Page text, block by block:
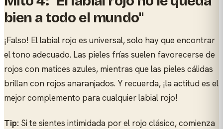
bien a todo el mundo"
¡Falso! El labial rojo es universal, solo hay que encontrar
el tono adecuado. Las pieles frías suelen favorecerse de
rojos con matices azules, mientras que las pieles cálidas
brillan con rojos anaranjados. Y recuerda, ¡la actitud es el
mejor complemento para cualquier labial rojo!
Tip: Si te sientes intimidada por el rojo clásico, comienza